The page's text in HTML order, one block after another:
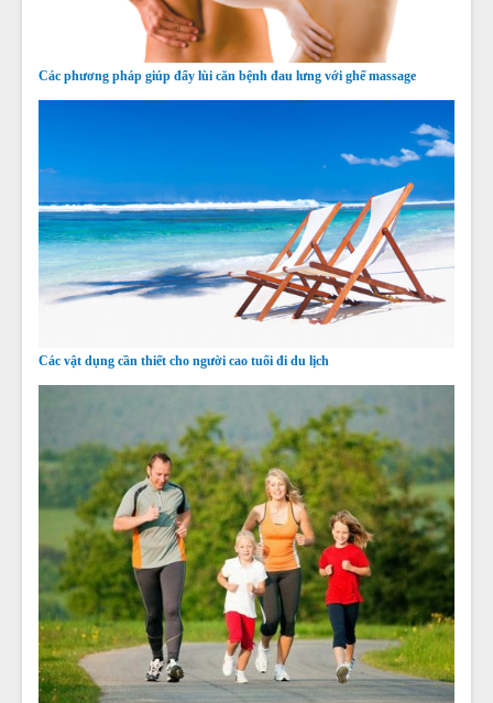
Các phương pháp giúp đẩy lùi căn bệnh đau lưng với ghế massage
Các vật dụng cần thiết cho người cao tuổi đi du lịch